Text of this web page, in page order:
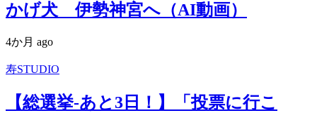
かげ犬 伊勢神宮へ（AI動画）
4か月 ago
寿STUDIO
【総選挙-あと3日！】「投票に行こ